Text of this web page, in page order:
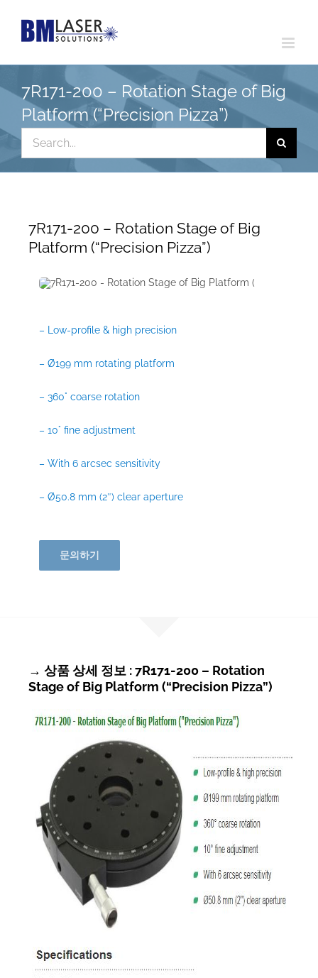
7R171-200 – Rotation Stage of Big
Platform (“Precision Pizza”)
Search
for:
7R171-200 – Rotation Stage of Big
Platform (“Precision Pizza”)
– Low-profile & high precision
– Ø199 mm rotating platform
– 360° coarse rotation
– 10° fine adjustment
– With 6 arcsec sensitivity
– Ø50.8 mm (2″) clear aperture
문의하기
→ 상품 상세 정보 : 7R171-200 – Rotation
Stage of Big Platform (“Precision Pizza”)